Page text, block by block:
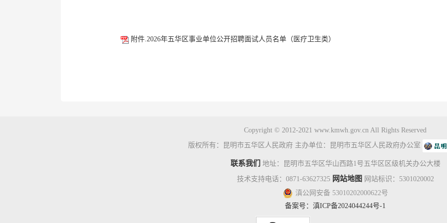
附件.2026年五华区事业单位公开招聘面试人员名单（医疗卫生类）
Copyright © 2012-2021 www.kmwh.gov.cn All Rights Reserved
版权所有：昆明市五华区人民政府 主办单位：昆明市五华区人民政府办公室
联系我们 地址：昆明市五华区华山西路1号五华区区级机关办公大楼
技术支持电话：0871-63627325 网站地图 网站标识：5301020002
滇公网安备 53010202000622号
备案号： 滇ICP备2024044244号-1